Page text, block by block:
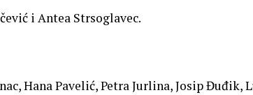
i Antea Strsoglavec.
Hana Pavelić, Petra Jurlina, Josip Đuđik,